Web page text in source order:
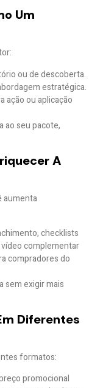
Um
ou de descoberta.
estratégica.
ação ou aplicação
ao seu pacote,
A
aumenta
checklists
complementar
compradores do
sem exigir mais
Diferentes
formatos:
promocional